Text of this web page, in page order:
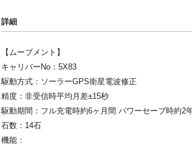
詳細
【ムーブメント】
キャリバーNo：5X83
駆動方式：ソーラーGPS衛星電波修正
精度：非受信時平均月差±15秒
駆動期間：フル充電時約6ヶ月間 パワーセーブ時約2
石数：14石
機能：